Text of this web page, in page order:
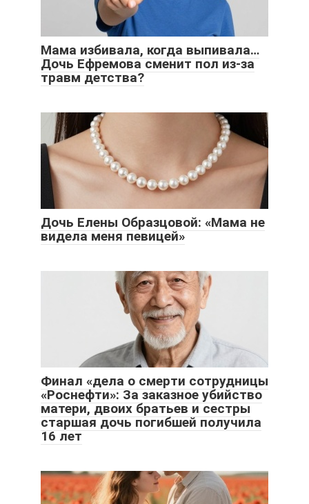
Мама избивала, когда выпивала…
Дочь Ефремова сменит пол из-за
травм детства?
Дочь Елены Образцовой: «Мама не
видела меня певицей»
Финал «дела о смерти сотрудницы
«Роснефти»: За заказное убийство
матери, двоих братьев и сестры
старшая дочь погибшей получила
16 лет